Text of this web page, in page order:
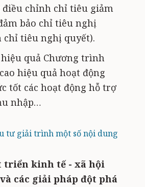
điều chỉnh chỉ tiêu giảm
bảo chỉ tiêu nghị
chỉ tiêu nghị quyết).
quả Chương trình
hiệu quả hoạt động
tốt các hoạt động hỗ trợ
nhập…
tư giải trình một số nội dung
triển kinh tế - xã hội
các giải pháp đột phá